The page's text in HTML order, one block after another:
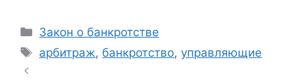
Рубрики
Закон о банкротстве
Метки
арбитраж,банкротство,управляющие